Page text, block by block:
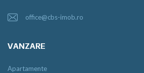
office@cbs-imob.ro
VANZARE
Apartamente